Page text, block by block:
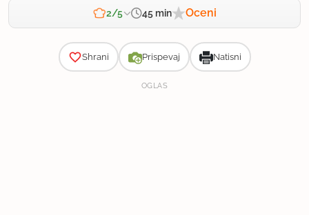
2/5 45 min Oceni
Shrani Prispevaj Natisni
OGLAS